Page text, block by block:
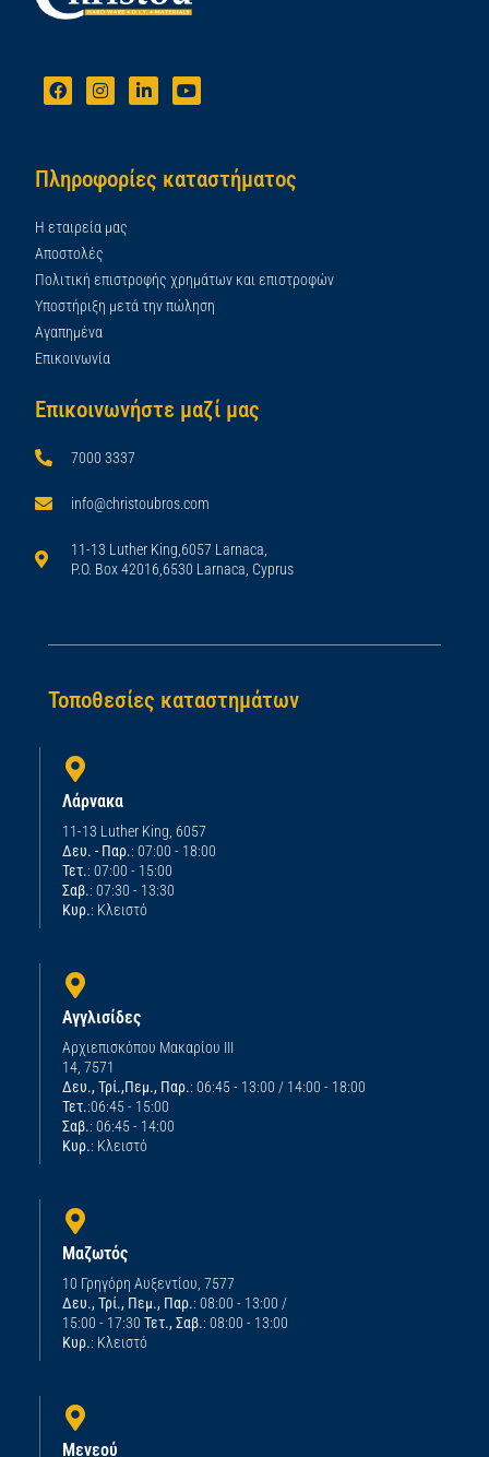
Πληροφορίες καταστήματος
Η εταιρεία μας
Αποστολές
Πολιτική επιστροφής χρημάτων και επιστροφών
Υποστήριξη μετά την πώληση
Αγαπημένα
Επικοινωνία
Επικοινωνήστε μαζί μας
7000 3337
info@christoubros.com
11-13 Luther King,6057 Larnaca,
P.O. Box 42016,6530 Larnaca, Cyprus
Τοποθεσίες καταστημάτων
Λάρνακα
11-13 Luther King, 6057
Δευ. - Παρ.: 07:00 - 18:00
Τετ.: 07:00 - 15:00
Σαβ.: 07:30 - 13:30
Κυρ.: Κλειστό
Αγγλισίδες
Αρχιεπισκόπου Μακαρίου ΙΙΙ
14, 7571
Δευ., Τρί.,Πεμ., Παρ.: 06:45 - 13:00 / 14:00 - 18:00
Τετ.:06:45 - 15:00
Σαβ.: 06:45 - 14:00
Κυρ.: Κλειστό
Μαζωτός
10 Γρηγόρη Αυξεντίου, 7577
Δευ., Τρί., Πεμ., Παρ.: 08:00 - 13:00 /
15:00 - 17:30 Τετ., Σαβ.: 08:00 - 13:00
Κυρ.: Κλειστό
Μενεού